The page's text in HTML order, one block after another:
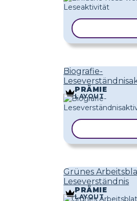
Biografie-
PRÄMIE
LAYOUT
Grünes
Leseverständnis
PRÄMIE
LAYOUT